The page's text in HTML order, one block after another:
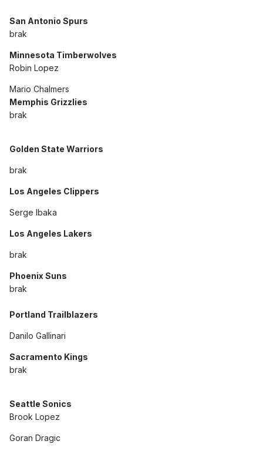
San Antonio Spurs
brak
Minnesota Timberwolves
Robin Lopez
Mario Chalmers
Memphis Grizzlies
brak
Golden State Warriors
brak
Los Angeles Clippers
Serge Ibaka
Los Angeles Lakers
brak
Phoenix Suns
brak
Portland Trailblazers
Danilo Gallinari
Sacramento Kings
brak
Seattle Sonics
Brook Lopez
Goran Dragic